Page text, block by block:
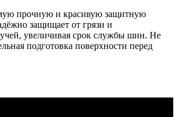
прочную и красивую защитную
защищает от грязи и
увеличивая срок службы шин. Не
подготовка поверхности перед